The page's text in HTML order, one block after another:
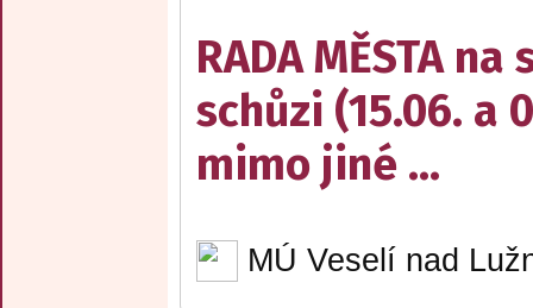
RADA MĚSTA na
schůzi (15.06. a
mimo jiné ...
MÚ Veselí nad